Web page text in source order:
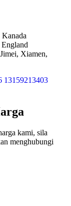
Xiamen,
13159213403
kami, sila
menghubungi